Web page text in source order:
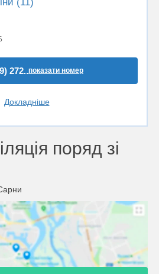
272..показати номер
Докладніше
поряд зі